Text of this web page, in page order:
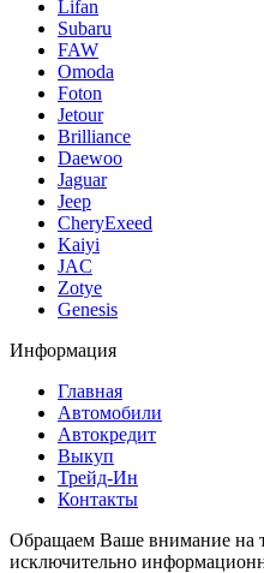
Lifan
Subaru
FAW
Omoda
Foton
Jetour
Brilliance
Daewoo
Jaguar
Jeep
CheryExeed
Kaiyi
JAC
Zotye
Genesis
Информация
Главная
Автомобили
Автокредит
Выкуп
Трейд-Ин
Контакты
Обращаем Ваше внимание на
исключительно